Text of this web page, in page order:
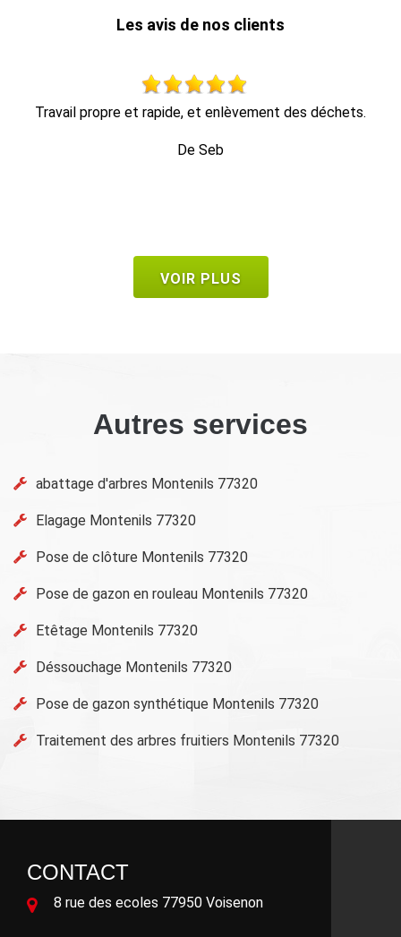
Les avis de nos clients
travail impeccable, retrait de tout le bois dans la foulée, en
VOIR PLUS
Autres services
abattage d'arbres Montenils 77320
Elagage Montenils 77320
Pose de clôture Montenils 77320
Pose de gazon en rouleau Montenils 77320
Etêtage Montenils 77320
Déssouchage Montenils 77320
Pose de gazon synthétique Montenils 77320
Traitement des arbres fruitiers Montenils 77320
CONTACT
8 rue des ecoles 77950 Voisenon